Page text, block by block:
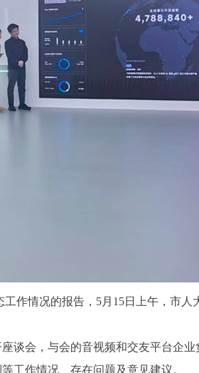
作情况的报告，5月15日上午，市人
会，与会的音视频和交友平台企业
工作情况、存在问题及意见建议。